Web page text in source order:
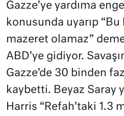
Gazze’ye yardıma
konusunda uyarıp
mazeret olamaz”
ABD’ye gidiyor.
Gazze’de 30 binden
kaybetti. Beyaz Saray
Harris “Refah’taki 1.3